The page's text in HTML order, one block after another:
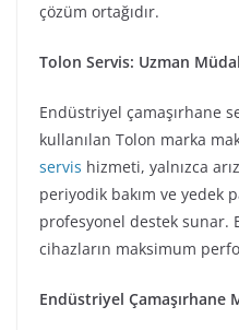
çözüm ortağıdır.
Tolon Servis: Uzman
Endüstriyel çamaşırhane
kullanılan Tolon marka
servis hizmeti, yalnızca
periyodik bakım ve yedek
profesyonel destek sunar.
cihazların maksimum
Endüstriyel Çamaşırhane